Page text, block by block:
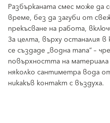
Разбърканата смес може да
време, без да загуби от
прекъсване на работа,
За целта, върху останалия
се създаде „водна тапа“ –
повърхността на материала
няколко сантиметра вода
никакъв контакт с въздуха.